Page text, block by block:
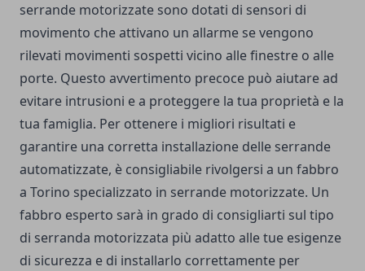
serrande motorizzate sono dotati di sensori di
movimento che attivano un allarme se vengono
rilevati movimenti sospetti vicino alle finestre o alle
porte. Questo avvertimento precoce può aiutare ad
evitare intrusioni e a proteggere la tua proprietà e la
tua famiglia. Per ottenere i migliori risultati e
garantire una corretta installazione delle serrande
automatizzate, è consigliabile rivolgersi a un fabbro
a Torino specializzato in serrande motorizzate. Un
fabbro esperto sarà in grado di consigliarti sul tipo
di serranda motorizzata più adatto alle tue esigenze
di sicurezza e di installarlo correttamente per